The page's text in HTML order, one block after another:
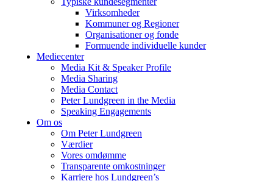
Virksomheder
Kommuner og Regioner
Organisationer og fonde
Formuende individuelle kunder
Mediecenter
Media Kit & Speaker Profile
Media Sharing
Media Contact
Peter Lundgreen in the Media
Speaking Engagements
Om os
Om Peter Lundgreen
Værdier
Vores omdømme
Transparente omkostninger
Karriere hos Lundgreen’s